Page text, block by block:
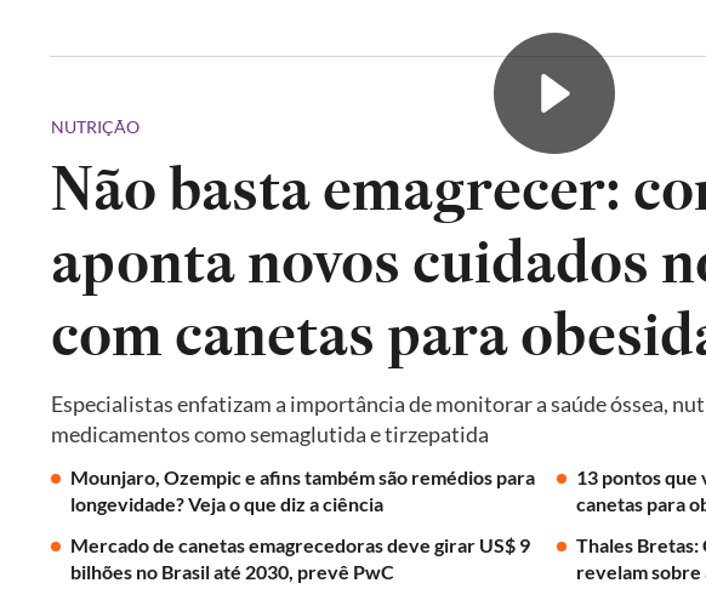
NUTRIÇÃO
Não basta emagrecer:
aponta novos cuidados
com canetas para
Especialistas enfatizam a importância de monitorar a saúde óssea,
medicamentos como semaglutida e tirzepatida
Mounjaro, Ozempic e afins também são remédios para
longevidade? Veja o que diz a ciência
13 pontos que
canetas para
Mercado de canetas emagrecedoras deve girar US$ 9
bilhões no Brasil até 2030, prevê PwC
Thales Bretas:
revelam sobre